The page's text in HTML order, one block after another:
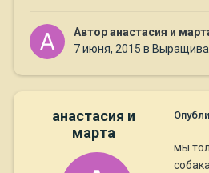
Авторанастасия и
7 июня, 2015 в
анастасия и
марта
мы